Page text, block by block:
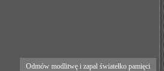
Odmów modlitwę i zapal światełko pamięci